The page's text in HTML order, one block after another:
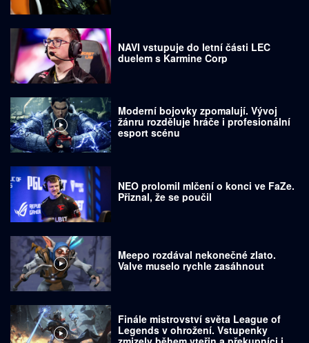
NAVI vstupuje do letní části LEC
duelem s Karmine Corp
Moderní bojovky zpomalují. Vývoj
žánru rozděluje hráče i profesionální
esport scénu
NEO prolomil mlčení o konci ve FaZe.
Přiznal, že se poučil
Meepo rozdával nekonečné zlato.
Valve muselo rychle zasáhnout
Finále mistrovství světa League of
Legends v ohrožení. Vstupenky